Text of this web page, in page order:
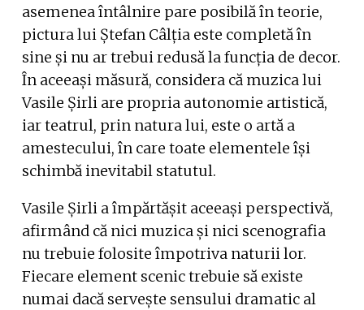
asemenea întâlnire pare posibilă în teorie,
pictura lui Ștefan Câlția este completă în
sine și nu ar trebui redusă la funcția de decor.
În aceeași măsură, considera că muzica lui
Vasile Șirli are propria autonomie artistică,
iar teatrul, prin natura lui, este o artă a
amestecului, în care toate elementele își
schimbă inevitabil statutul.
Vasile Șirli a împărtășit aceeași perspectivă,
afirmând că nici muzica și nici scenografia
nu trebuie folosite împotriva naturii lor.
Fiecare element scenic trebuie să existe
numai dacă servește sensului dramatic al